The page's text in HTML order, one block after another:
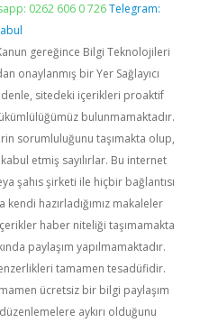
0262 606 0 726 Telegram:
gereğince Bilgi Teknolojileri
onaylanmış bir Yer Sağlayıcı
sitedeki içerikleri proaktif
bulunmamaktadır.
sorumluluğunu taşımakta olup,
etmiş sayılırlar. Bu internet
şahıs şirketi ile hiçbir bağlantısı
hazırladığımız makaleler
haber niteliği taşımamakta
paylaşım yapılmamaktadır.
tamamen tesadüfidir.
ücretsiz bir bilgi paylaşım
aykırı olduğunu